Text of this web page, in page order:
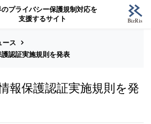
プライバシー保護規制対応を
支援するサイト
ース
認証実施規則を発表
報保護認証実施規則を発